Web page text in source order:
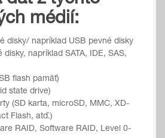
médií:
disky/ napríklad USB pevné disky
disky, napríklad SATA, IDE, SAS,
flash pamäť)
state drive)
(SD karta, microSD, MMC, XD-
Flash, atď.)
RAID, Software RAID, Level 0-